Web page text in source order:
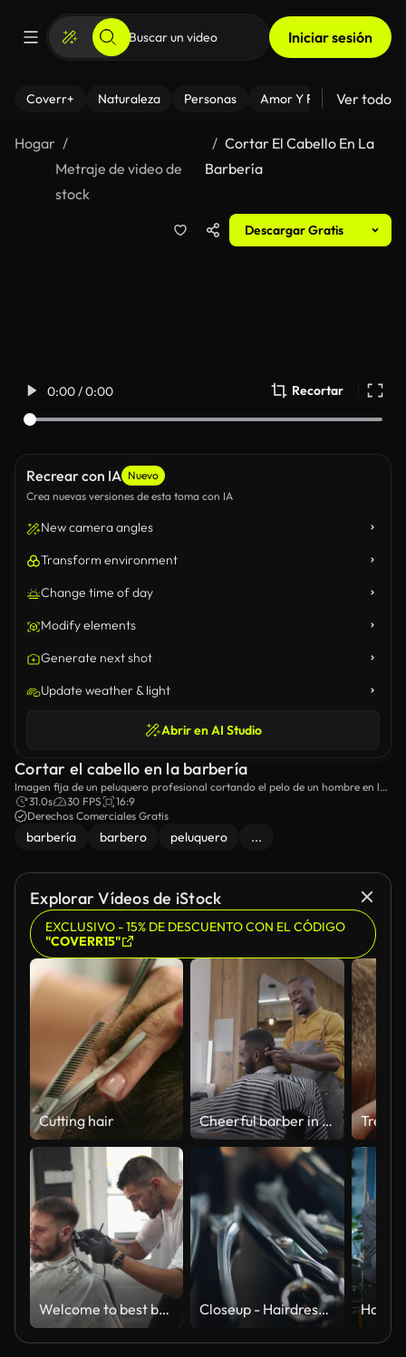
Iniciar sesión
Coverr+ Naturaleza Personas Amor Y Relaciones
Ver todo
Hogar
Metraje de video de
stock
Cortar El Cabello En La
Barbería
Descargar Gratis
0:00 / 0:00 Recortar
Recrear con IA Nuevo
Crea nuevas versiones de esta toma con IA
New camera angles
Transform environment
Change time of day
Modify elements
Generate next shot
Update weather & light
Abrir en AI Studio
Cortar el cabello en la barbería
Imagen fija de un peluquero profesional cortando el pelo de un hombre en la
barbería.
31.0s 30 FPS
16:9
Derechos Comerciales Gratis
barbería barbero peluquero ...
Explorar Vídeos de iStock
EXCLUSIVO - 15% DE DESCUENTO CON EL CÓDIGO
"COVERR15"
Cutting hair Cheerful barber in apron working with client shaving hair indoors in modern barbershop
Welcome to best barber shop in your town! Closeup - Hairdressing scissors and barber accessories in hair salon, Professional tools for haircut in barber shop. Hairdressing concept